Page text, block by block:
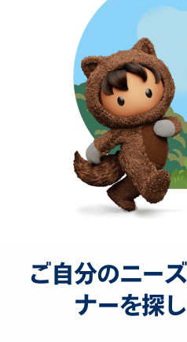
ご自分のニー
ナーを探